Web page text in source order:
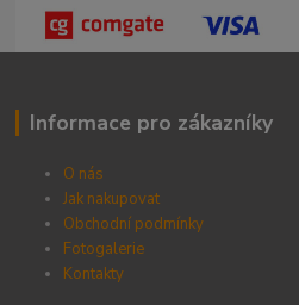
Informace pro zákazníky
O nás
Jak nakupovat
Obchodní podmínky
Fotogalerie
Kontakty